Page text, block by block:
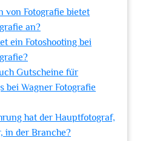
von Fotografie bietet
an?
ein Fotoshooting bei
Gutscheine für
bei Wagner Fotografie
hat der Hauptfotograf,
in der Branche?